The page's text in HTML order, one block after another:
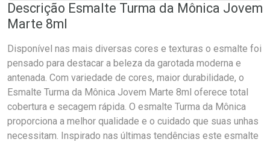
Descrição Esmalte Turma da Mônica Jovem
Marte 8ml
Disponível nas mais diversas cores e texturas o esmalte foi
pensado para destacar a beleza da garotada moderna e
antenada. Com variedade de cores, maior durabilidade, o
Esmalte Turma da Mônica Jovem Marte 8ml oferece total
cobertura e secagem rápida. O esmalte Turma da Mônica
proporciona a melhor qualidade e o cuidado que suas unhas
necessitam. Inspirado nas últimas tendências este esmalte